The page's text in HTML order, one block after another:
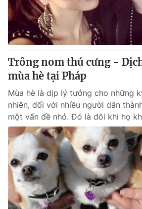
Trông nom thú cưng -
mùa hè tại Pháp
Mùa hè là dịp lý tưởng cho những
nhiên, đối với nhiều người dân
một vấn đề nhỏ. Đó là đôi khi họ